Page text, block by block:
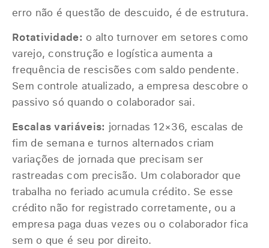
erro não é questão de descuido, é de estrutura.
Rotatividade: o alto turnover em setores como
varejo, construção e logística aumenta a
frequência de rescisões com saldo pendente.
Sem controle atualizado, a empresa descobre o
passivo só quando o colaborador sai.
Escalas variáveis: jornadas 12×36, escalas de
fim de semana e turnos alternados criam
variações de jornada que precisam ser
rastreadas com precisão. Um colaborador que
trabalha no feriado acumula crédito. Se esse
crédito não for registrado corretamente, ou a
empresa paga duas vezes ou o colaborador fica
sem o que é seu por direito.